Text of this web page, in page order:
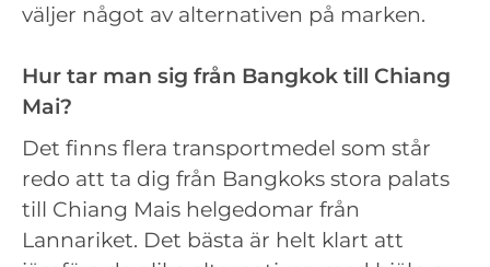
väljer något av alternativen på marken.
Hur tar man sig från Bangkok till Chiang
Mai?
Det finns flera transportmedel som står
redo att ta dig från Bangkoks stora palats
till Chiang Mais helgedomar från
Lannariket. Det bästa är helt klart att